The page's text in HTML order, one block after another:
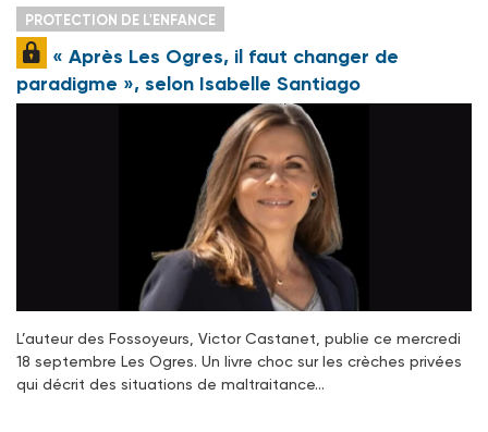
PROTECTION DE L'ENFANCE
« Après Les Ogres, il faut changer de
paradigme », selon Isabelle Santiago
L’auteur des Fossoyeurs, Victor Castanet, publie ce mercredi
18 septembre Les Ogres. Un livre choc sur les crèches privées
qui décrit des situations de maltraitance…